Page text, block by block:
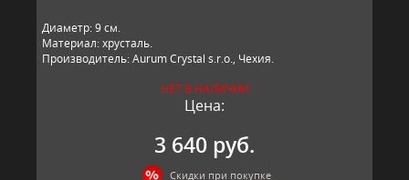
Диаметр: 9 см.
Материал: хрусталь.
Производитель: Aurum Crystal s.r.o., Чехия.
НЕТ В НАЛИЧИИ
Цена:
3 640 руб.
Скидки при покупке